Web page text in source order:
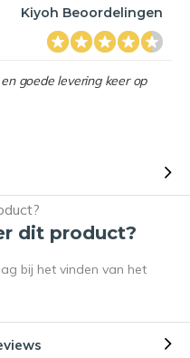
Kiyoh Beoordelingen
goede levering keer op
dit product?
bij het vinden van het